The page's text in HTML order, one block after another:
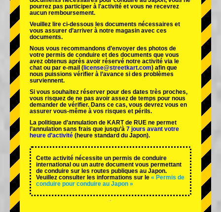
pourrez pas participer à l'activité et vous ne recevrez
aucun remboursement.
Veuillez lire ci-dessous les documents nécessaires et
vous assurer d’arriver à notre magasin avec ces
documents.
Nous vous recommandons d’envoyer des photos de
votre permis de conduire et des documents que vous
avez obtenus après avoir réservé notre activité via le
chat ou par e-mail ( license@streetkart.com) afin que
nous puissions vérifier à l’avance si des problèmes
surviennent.
Si vous souhaitez réserver pour des dates très proches,
vous risquez de ne pas avoir assez de temps pour nous
demander de vérifier. Dans ce cas, vous devrez vous en
assurer vous-même à vos risques et périls.
La politique d’annulation de KART de RUE ne permet
l’annulation sans frais que jusqu’à 7 jours avant votre
heure d’activité (heure standard du Japon).
Cette activité nécessite un permis de conduire
international ou un autre document vous permettant
de conduire sur les routes publiques au Japon.
Veuillez consulter les informations sur le « Permis de
conduire pour conduire au Japon »